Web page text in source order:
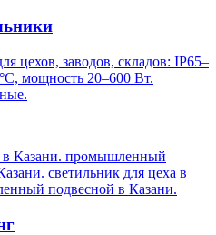
цехов, заводов, складов: IP65–
мощность 20–600 Вт.
Казани. промышленный
светильник для цеха в
подвесной в Казани.